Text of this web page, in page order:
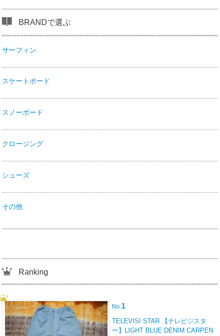
BRANDで選ぶ
サーフィン
スケートボード
スノーボード
クロージング
シューズ
その他
Ranking
No.1
TELEVISI STAR 【テレビジスタ
ー】LIGHT BLUE DENIM CARPEN